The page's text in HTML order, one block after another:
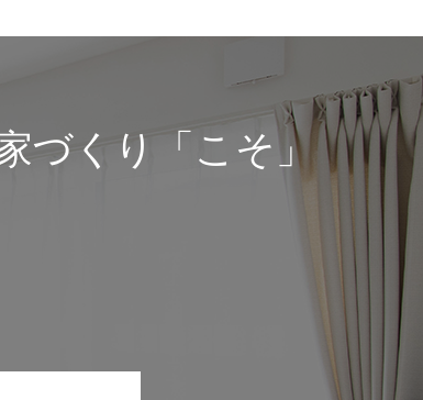
づくり「こそ」